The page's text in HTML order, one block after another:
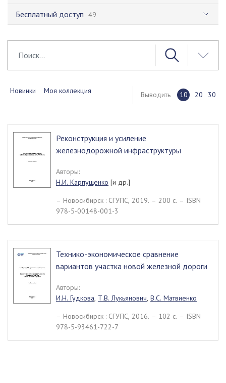
Бесплатный доступ 49
Новинки Моя коллекция Выводить 10 20 30
Реконструкция и усиление
железнодорожной инфраструктуры
Авторы:
Н.И. Карпущенко [и др.]
– Новосибирск : СГУПС, 2019. – 200 c. – ISBN
978-5-00148-001-3
Технико-экономическое сравнение
вариантов участка новой железной дороги
Авторы:
И.Н. Гудкова, Т.В. Лукьянович, В.С. Матвиенко
– Новосибирск : СГУПС, 2016. – 102 c. – ISBN
978-5-93461-722-7